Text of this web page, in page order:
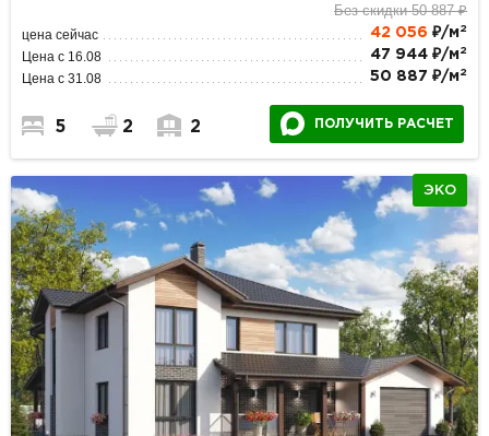
Без скидки 50 887 ₽
цена сейчас 42 056 ₽/м 2
Цена с 16.08 47 944 ₽/м 2
Цена с 31.08 50 887 ₽/м 2
5 2 2 ПОЛУЧИТЬ РАСЧЕТ
ЭКО